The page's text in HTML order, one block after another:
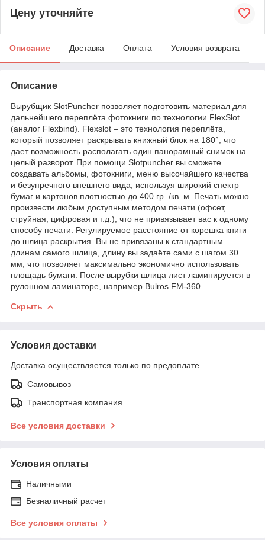
Цену уточняйте
Описание Доставка Оплата Условия возврата
Описание
Вырубщик SlotPuncher позволяет подготовить материал для
дальнейшего переплёта фотокниги по технологии FlexSlot
(аналог Flexbind). Flexslot – это технология переплёта,
который позволяет раскрывать книжный блок на 180°, что
дает возможность располагать один панорамный снимок на
целый разворот. При помощи Slotpuncher вы сможете
создавать альбомы, фотокниги, меню высочайшего качества
и безупречного внешнего вида, используя широкий спектр
бумаг и картонов плотностью до 400 гр. /кв. м. Печать можно
произвести любым доступным методом печати (офсет,
струйная, цифровая и т.д.), что не привязывает вас к одному
способу печати. Регулируемое расстояние от корешка книги
до шлица раскрытия. Вы не привязаны к стандартным
длинам самого шлица, длину вы задаёте сами с шагом 30
мм, что позволяет максимально экономично использовать
площадь бумаги. После вырубки шлица лист ламинируется в
рулонном ламинаторе, например Bulros FM-360
Скрыть
Условия доставки
Доставка осуществляется только по предоплате.
Самовывоз
Транспортная компания
Все условия доставки
Условия оплаты
Наличными
Безналичный расчет
Все условия оплаты